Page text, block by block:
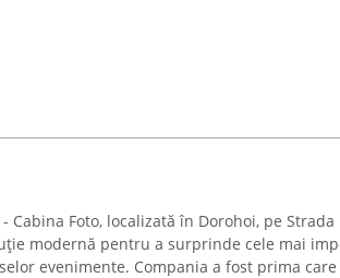
Cabina Foto, localizată în Dorohoi, pe Strada
modernă pentru a surprinde cele mai
evenimente. Compania a fost prima